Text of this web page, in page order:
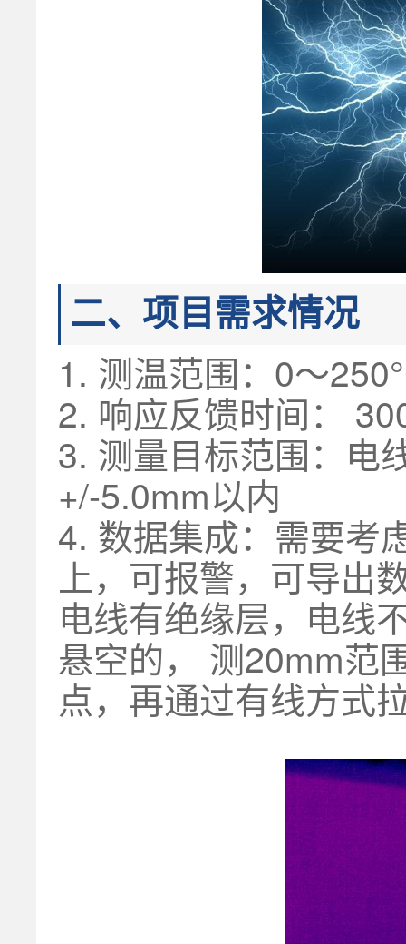
二、项目需求情况
1. 测温范围：0～
2. 响应反馈时间：
3. 测量目标范围：电
+/-5.0mm以内
4. 数据集成：需要考
上，可报警，可导出
电线有绝缘层，电线
悬空的， 测20mm范
点，再通过有线方式